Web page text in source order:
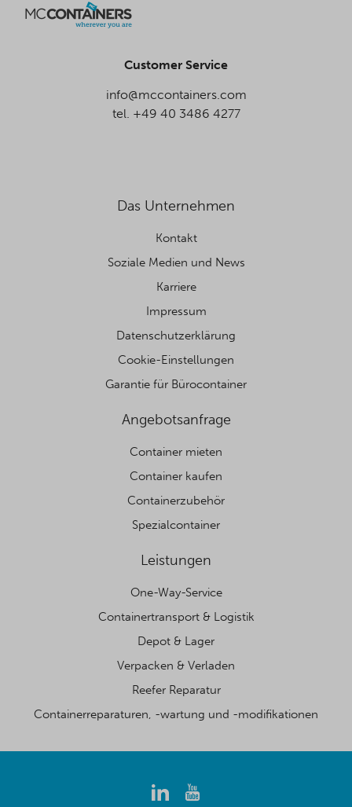
Customer Service
info@mccontainers.com
tel. +49 40 3486 4277
Das Unternehmen
Kontakt
Soziale Medien und News
Karriere
Impressum
Datenschutzerklärung
Cookie-Einstellungen
Garantie für Bürocontainer
Angebotsanfrage
Container mieten
Container kaufen
Containerzubehör
Spezialcontainer
Leistungen
One-Way-Service
Containertransport & Logistik
Depot & Lager
Verpacken & Verladen
Reefer Reparatur
Containerreparaturen, -wartung und -modifikationen